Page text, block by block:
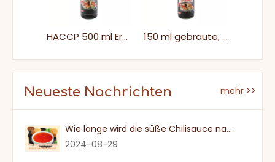
HACCP 500 ml Erschwingliche Umami Japanische Sushi -Sojasauce zum Eintauchen 150 ml gebraute, salzige japanische Sushi-Sojasauce in Miniflaschen
Neueste Nachrichten mehr >>
Wie lange wird die süße Chilisauce nach einmal eröffnet?
2024-08-29